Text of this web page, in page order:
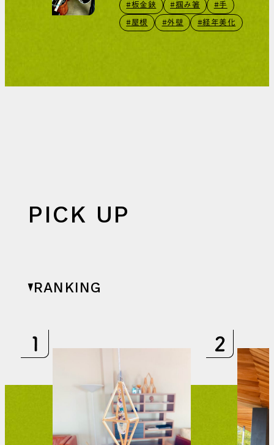
#板金鋏 #掴み箸 #手
#屋根 #外壁 #経年美化
PICK UP
RANKING